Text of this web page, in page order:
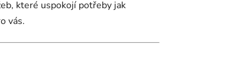
které uspokojí potřeby jak
vás.